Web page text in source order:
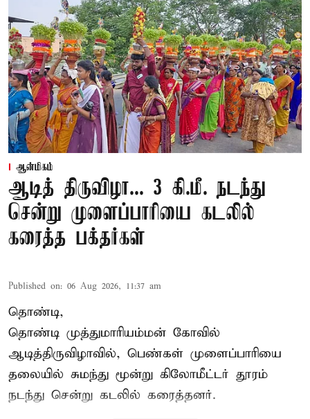
ஆன்மிகம்
ஆடித் திருவிழா... 3 கி.மீ. நடந்து
சென்று முளைப்பாரியை கடலில்
கரைத்த பக்தர்கள்
Published on: 06 Aug 2026, 11:37 am
தொண்டி,
தொண்டி முத்துமாரியம்மன் கோவில்
ஆடித்திருவிழாவில், பெண்கள் முளைப்பாரியை
தலையில் சுமந்து மூன்று கிலோமீட்டர் தூரம்
நடந்து சென்று கடலில் கரைத்தனர்.